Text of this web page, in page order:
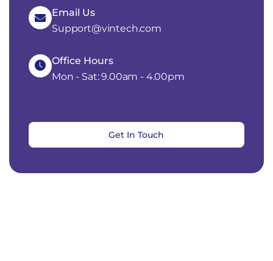
Email Us
Support@vintech.com
Office Hours
Mon - Sat: 9.00am - 4.00pm